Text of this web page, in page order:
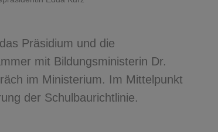
Präsidium und die
mit Bildungsministerin Dr.
im Ministerium. Im Mittelpunkt
der Schulbaurichtlinie.